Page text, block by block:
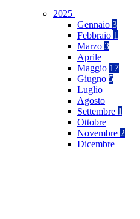
2025
Gennaio 3
Febbraio 1
Marzo 3
Aprile
Maggio 17
Giugno 5
Luglio
Agosto
Settembre 1
Ottobre
Novembre 2
Dicembre